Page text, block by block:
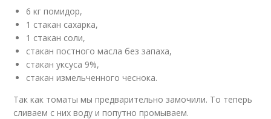
6 кг помидор,
1 стакан сахарка,
1 стакан соли,
стакан постного масла без запаха,
стакан уксуса 9%,
стакан измельченного чеснока.
Так как томаты мы предварительно замочили. То теперь
сливаем с них воду и попутно промываем.